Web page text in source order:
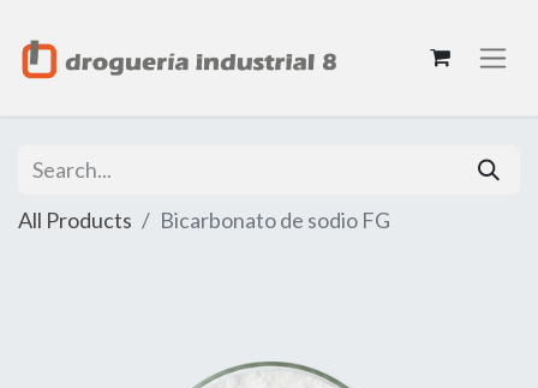
All Products Bicarbonato de sodio FG